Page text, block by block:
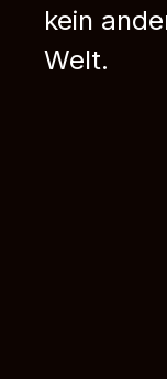
kein
Welt.